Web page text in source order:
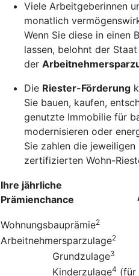
Viele Arbeitgeberinnen
monatlich
Wenn Sie diese in einen
lassen, belohnt der
der
Die Riester-Förderung
Sie bauen, kaufen,
genutzte Immobilie für
modernisieren oder
Sie zahlen die
zertifizierten Wohn-
Ihre jährliche
Prämienchance
Wohnungsbauprämie2
Arbeitnehmersparzulage2
Grundzulage3
Kinderzulage4 (für